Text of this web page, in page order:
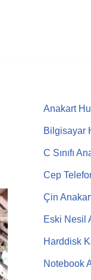
Anakart
Bilgisayar
C Sınıfı
Cep
Çin
Eski Nesil
Harddisk
Notebook